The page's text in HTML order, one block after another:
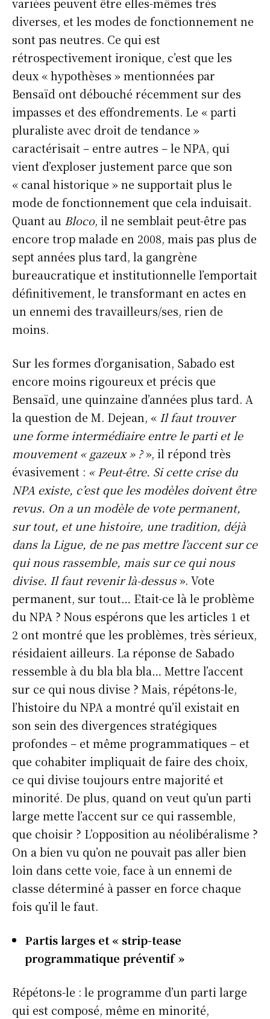
diverses, et les modes de fonctionnement ne
sont pas neutres. Ce qui est
rétrospectivement ironique, c’est que les
deux « hypothèses » mentionnées par
Bensaïd ont débouché récemment sur des
impasses et des effondrements. Le « parti
pluraliste avec droit de tendance »
caractérisait – entre autres – le NPA, qui
vient d’exploser justement parce que son
« canal historique » ne supportait plus le
mode de fonctionnement que cela induisait.
Quant au Bloco, il ne semblait peut-être pas
encore trop malade en 2008, mais pas plus de
sept années plus tard, la gangrène
bureaucratique et institutionnelle l’emportait
définitivement, le transformant en actes en
un ennemi des travailleurs/ses, rien de
moins.
Sur les formes d’organisation, Sabado est
encore moins rigoureux et précis que
Bensaïd, une quinzaine d’années plus tard. A
la question de M. Dejean, « Il faut trouver
une forme intermédiaire entre le parti et le
mouvement « gazeux » ?», il répond très
évasivement : « Peut-être. Si cette crise du
NPA existe, c’est que les modèles doivent être
revus. On a un modèle de vote permanent,
sur tout, et une histoire, une tradition, déjà
dans la Ligue, de ne pas mettre l’accent sur ce
qui nous rassemble, mais sur ce qui nous
divise. Il faut revenir là-dessus». Vote
permanent, sur tout… Etait-ce là le problème
du NPA ? Nous espérons que les articles 1 et
2 ont montré que les problèmes, très sérieux,
résidaient ailleurs. La réponse de Sabado
ressemble à du bla bla bla… Mettre l’accent
sur ce qui nous divise ? Mais, répétons-le,
l’histoire du NPA a montré qu’il existait en
son sein des divergences stratégiques
profondes – et même programmatiques – et
que cohabiter impliquait de faire des choix,
ce qui divise toujours entre majorité et
minorité. De plus, quand on veut qu’un parti
large mette l’accent sur ce qui rassemble,
que choisir ? L’opposition au néolibéralisme ?
On a bien vu qu’on ne pouvait pas aller bien
loin dans cette voie, face à un ennemi de
classe déterminé à passer en force chaque
fois qu’il le faut.
Partis larges et « strip-tease
programmatique préventif »
Répétons-le : le programme d’un parti large
qui est composé, même en minorité,